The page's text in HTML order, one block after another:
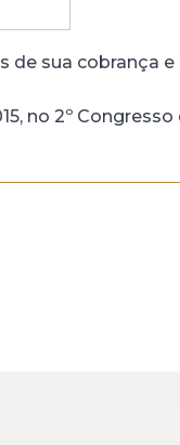
sua cobrança
no 2º